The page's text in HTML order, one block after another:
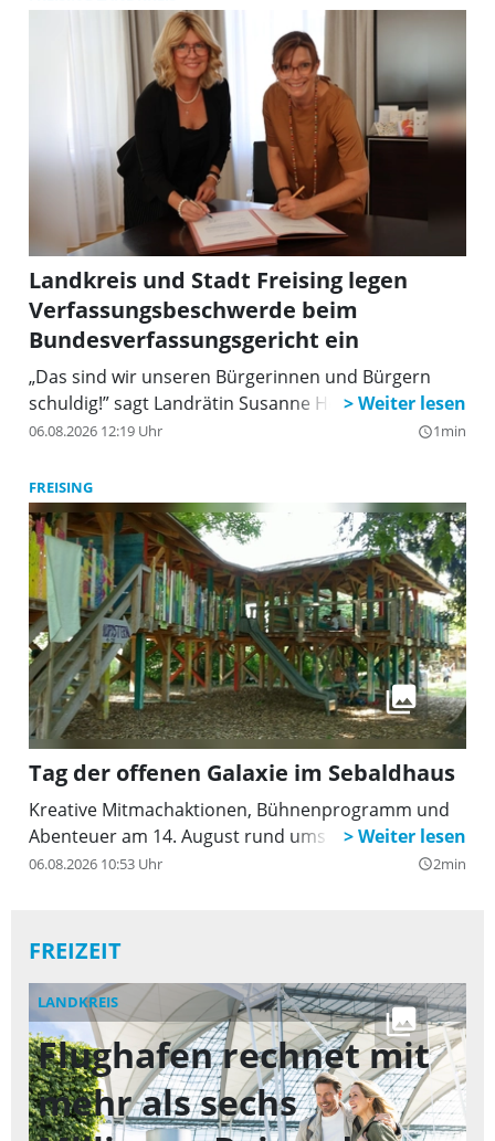
Landkreis und Stadt Freising legen
Verfassungsbeschwerde beim
Bundesverfassungsgericht ein
„Das sind wir unseren Bürgerinnen und Bürgern
schuldig!” sagt Landrätin Susanne Hoyer.
06.08.2026 12:19 Uhr query_builder1min
FREISING
Tag der offenen Galaxie im Sebaldhaus
Kreative Mitmachaktionen, Bühnenprogramm und
Abenteuer am 14. August rund ums Weltall
06.08.2026 10:53 Uhr query_builder2min
FREIZEIT
LANDKREIS
Flughafen rechnet mit
mehr als sechs